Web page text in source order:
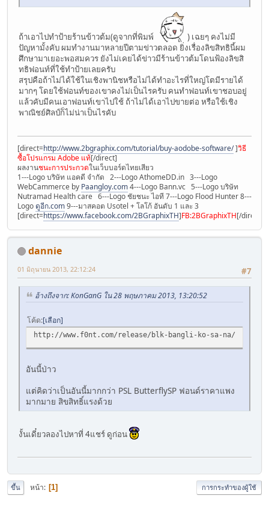
ถ้าเอาไปทำป้ายร้านข้าวต้ม(ดูจากที่พิมพ์
) เฉยๆ คงไม่มี
ปัญหามั้งคับ ผมทำงานมาหลายปีตามข่าวตลอด ยิ่งเรื่องลิขสิทธินี้ผม
ศึกษามาเยอะพอสมควร ยังไม่เคยได้ข่าวมีร้านข้าวต้มโดนฟ้องลิขสิ
ทธิฟอนท์ที่ใช้ทำป้ายเลยครับ
สรุปคือถ้าไม่ได้ใช้ในเชิงพานิชหรือไม่ได้ทำอะไรที่ใหญ่โตมีรายได้
มากๆ โดยใช้ฟอนท์ของเขาคงไม่เป็นไรครับ คนทำฟอนท์เขาชอบอยู่
แล้วคับมีคนเอาฟอนท์เขาไปใช้ ถ้าไม่ได้เอาไปขายต่อ หรือใช้เชิง
พาณิชย์ศิลป์ก็ไม่น่าเป็นไรคับ
[direct=http://www.2bgraphix.com/tutorial/buy-aodobe-software/]วิธี
ซื้อโปรแกรม Adobe แท้[/direct]
ผลงานชนะการประกวดในเว็บบอร์ดไทยเสียว
1---Logo บริษัท แอคดี จำกัด 2---Logo AthomeDD.in 3---Logo
WebCammerce by Paangloy.com4---Logo Bann.vc 5---Logo บริษัท
Nutramad Health care 6---Logo ชัยชนะ ไอที 7---Logo Flood Hunter 8---
Logoดูอีก.com9---มาสคอต Usotel + โลโก้ อันดับ 1 และ 3
[direct=https://www.facebook.com/2BGraphixTH]FB:2BGraphixTH[/direct]
dannie
#7
01 มิถุนายน 2013, 22:12:24
อ้างถึงจาก: KonGanG ใน 28 พฤษภาคม 2013, 13:20:52
โค้ด เลือก
http://www.f0nt.com/release/blk-bangli-ko-sa-na/
อันนี้ป่าว
แต่คิดว่าเป็นอันนี้มากกว่า PSL ButterflySP ฟอนด์ราคาแพง
มากมาย สิขสิทธิ์แรงด้วย
งั้นเดี๋ยวลองไปหาที่ 4แชร์ ดูก่อน
ขึ้น หน้า 1 การกระทำของผู้ใช้